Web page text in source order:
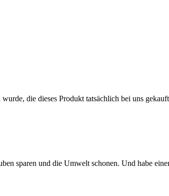
die dieses Produkt tatsächlich bei uns
sparen und die Umwelt schonen. Und habe